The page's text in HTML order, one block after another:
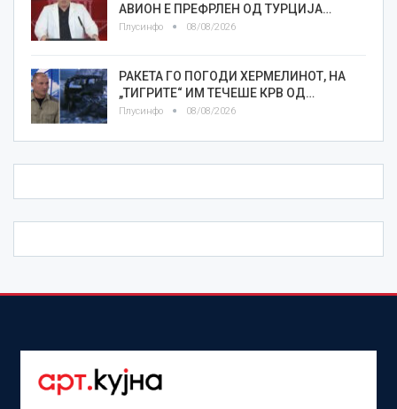
АВИОН Е ПРЕФРЛЕН ОД ТУРЦИЈА…
Плусинфо 08/08/2026
РАКЕТА ГО ПОГОДИ ХЕРМЕЛИНОТ, НА
„ТИГРИТЕ“ ИМ ТЕЧЕШЕ КРВ ОД…
Плусинфо 08/08/2026